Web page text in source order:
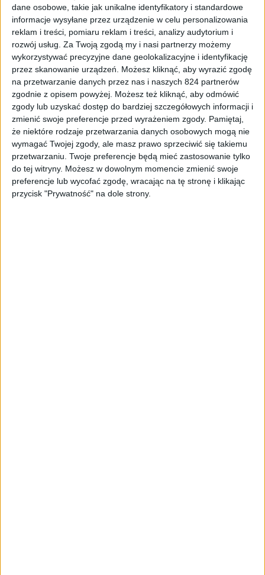
dane osobowe, takie jak unikalne identyfikatory i standardowe
informacje wysyłane przez urządzenie w celu personalizowania
reklam i treści, pomiaru reklam i treści, analizy audytorium i
rozwój usług. Za Twoją zgodą my i nasi partnerzy możemy
wykorzystywać precyzyjne dane geolokalizacyjne i identyfikację
przez skanowanie urządzeń. Możesz kliknąć, aby wyrazić zgodę
na przetwarzanie danych przez nas i naszych 824 partnerów
zgodnie z opisem powyżej. Możesz też kliknąć, aby odmówić
zgody lub uzyskać dostęp do bardziej szczegółowych informacji i
zmienić swoje preferencje przed wyrażeniem zgody. Pamiętaj,
że niektóre rodzaje przetwarzania danych osobowych mogą nie
wymagać Twojej zgody, ale masz prawo sprzeciwić się takiemu
przetwarzaniu. Twoje preferencje będą mieć zastosowanie tylko
do tej witryny. Możesz w dowolnym momencie zmienić swoje
preferencje lub wycofać zgodę, wracając na tę stronę i klikając
przycisk "Prywatność" na dole strony.
Gry
Nie tylko Spider-Man. Final Fantasy XVI i
inne gry na State of Play w czerwcu